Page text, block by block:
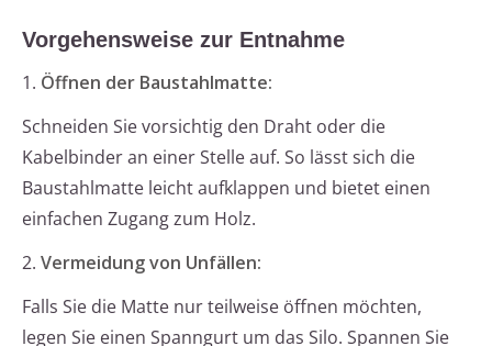
Vorgehensweise zur Entnahme
1. Öffnen der Baustahlmatte:
Schneiden Sie vorsichtig den Draht oder die
Kabelbinder an einer Stelle auf. So lässt sich die
Baustahlmatte leicht aufklappen und bietet einen
einfachen Zugang zum Holz.
2. Vermeidung von Unfällen:
Falls Sie die Matte nur teilweise öffnen möchten,
legen Sie einen Spanngurt um das Silo. Spannen Sie